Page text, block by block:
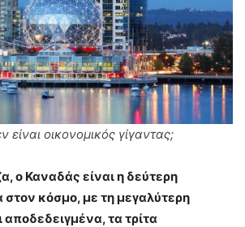
είναι οικονομικός γίγαντας;
ο Καναδάς είναι η δεύτερη
κόσμο, με τη μεγαλύτερη
τα τρίτα